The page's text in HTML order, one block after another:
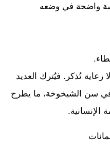
واضحة في وضعه
رعاية تُذكر. فيُترك العديد
سن الشيخوخة، ما يطرح
الإنسانية.